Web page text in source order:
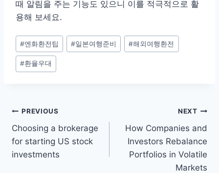
때 알림을 주는 기능도 있으니 이를 적극적으로 활
용해 보세요.
Post
Tags:
#엔화환전팁 #일본여행준비 #해외여행환전
#환율우대
Post
navigation
PREVIOUS
Choosing a brokerage
for starting US stock
investments
NEXT
How Companies and
Investors Rebalance
Portfolios in Volatile
Markets